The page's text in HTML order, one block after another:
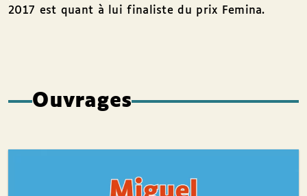
2017 est quant à lui finaliste du prix Femina.
Ouvrages